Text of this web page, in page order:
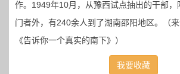
作。1949年10月，从豫西试点抽出的干部，
门者外，有240余人到了湖南邵阳地区。（
《告诉你一个真实的南下》）
我要收藏